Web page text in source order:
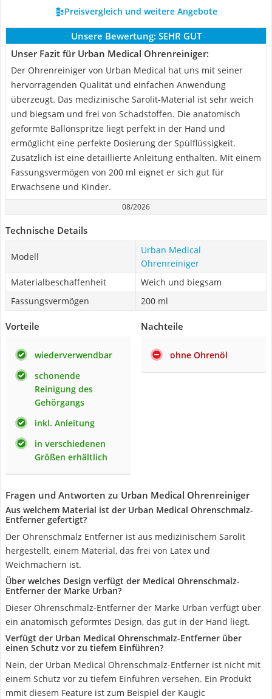
Preisvergleich und weitere Angebote
Unsere Bewertung: SEHR GUT
Unser Fazit für Urban Medical Ohrenreiniger:
Der Ohrenreiniger von Urban Medical hat uns mit seiner
hervorragenden Qualität und einfachen Anwendung
überzeugt. Das medizinische Sarolit-Material ist sehr weich
und biegsam und frei von Schadstoffen. Die anatomisch
geformte Ballonspritze liegt perfekt in der Hand und
ermöglicht eine perfekte Dosierung der Spülflüssigkeit.
Zusätzlich ist eine detaillierte Anleitung enthalten. Mit einem
Fassungsvermögen von 200 ml eignet er sich gut für
Erwachsene und Kinder.
08/2026
Technische Details
Modell
Urban Medical
Ohrenreiniger
Materialbeschaffenheit
Weich und biegsam
Fassungsvermögen
200 ml
Vorteile
wiederverwendbar
schonende
Reinigung des
Gehörgangs
inkl. Anleitung
in verschiedenen
Größen erhältlich
Nachteile
ohne Ohrenöl
Fragen und Antworten zu Urban Medical Ohrenreiniger
Aus welchem Material ist der Urban Medical Ohrenschmalz-
Entferner gefertigt?
Der Ohrenschmalz Entferner ist aus medizinischem Sarolit
hergestellt, einem Material, das frei von Latex und
Weichmachern ist.
Über welches Design verfügt der Medical Ohrenschmalz-
Entferner der Marke Urban?
Dieser Ohrenschmalz-Entferner der Marke Urban verfügt über
ein anatomisch geformtes Design, das gut in der Hand liegt.
Verfügt der Urban Medical Ohrenschmalz-Entferner über
einen Schutz vor zu tiefem Einführen?
Nein, der Urban Medical Ohrenschmalz-Entferner ist nicht mit
einem Schutz vor zu tiefem Einführen versehen. Ein Produkt
mmit diesem Feature ist zum Beispiel der Kaugic